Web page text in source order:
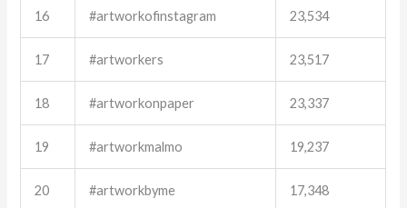
16 #artworkofinstagram 23,534
17 #artworkers 23,517
18 #artworkonpaper 23,337
19 #artworkmalmo 19,237
20 #artworkbyme 17,348